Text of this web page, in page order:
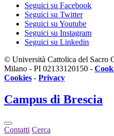
Seguici su Facebook
Seguici su Twitter
Seguici su Youtube
Seguici su Instagram
Seguici su Linkedin
© Università Cattolica del Sacro
Milano - PI 02133120150 -
Cookies - Privacy
Campus di Brescia
Contatti Cerca